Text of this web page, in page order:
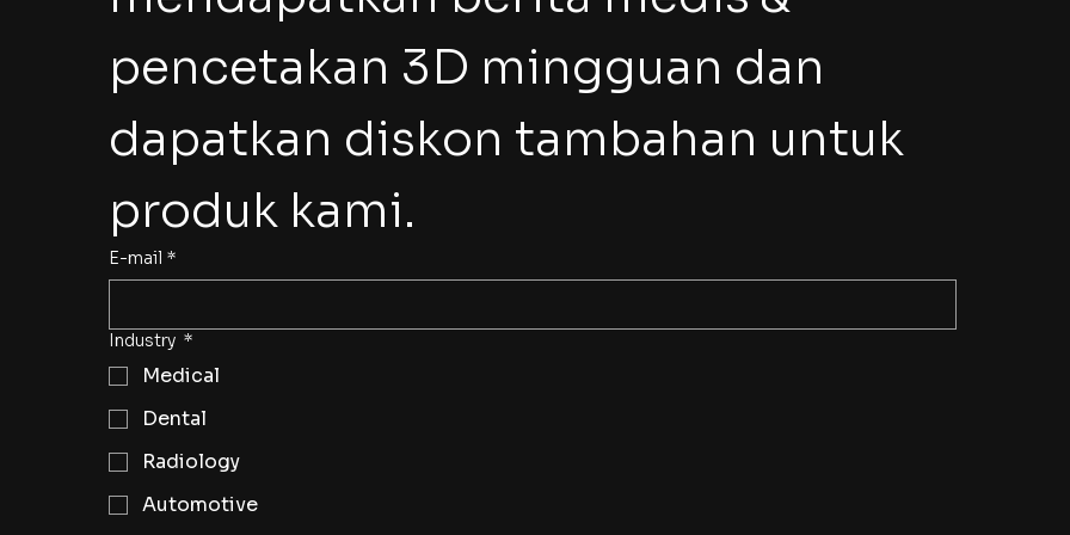
pencetakan 3D mingguan dan
dapatkan diskon tambahan untuk
produk kami.
E-mail *
Industry *
Medical
Dental
Radiology
Automotive